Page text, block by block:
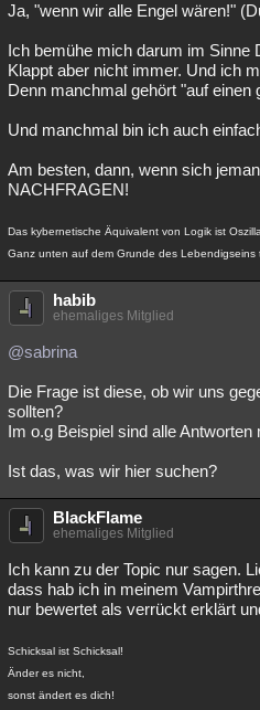
Ja, "wenn wir alle Engel wären!"
Ich bemühe mich darum im Sinne
Klappt aber nicht immer. Und ich
Denn manchmal gehört "auf einen
Und manchmal bin ich auch
Am besten, dann, wenn sich
NACHFRAGEN!
Das kybernetische Äquivalent von Logik ist
Ganz unten auf dem Grunde des Lebendigseins
habib
ehemaliges Mitglied
@sabrina
Die Frage ist diese, ob wir uns
sollten?
Im o.g Beispiel sind alle
Ist das, was wir hier suchen?
BlackFlame
ehemaliges Mitglied
Ich kann zu der Topic nur sagen.
dass hab ich in meinem
nur bewertet als verrückt erklärt
Schicksal ist Schicksal!
Änder es nicht,
sonst ändert es dich!